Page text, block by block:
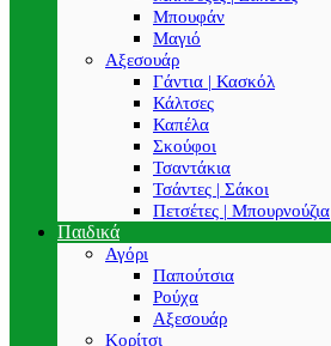
Μπουφάν
Μαγιό
Αξεσουάρ
Γάντια | Κασκόλ
Κάλτσες
Καπέλα
Σκούφοι
Τσαντάκια
Τσάντες | Σάκοι
Πετσέτες | Μπουρνούζια
Παιδικά
Αγόρι
Παπούτσια
Ρούχα
Αξεσουάρ
Κορίτσι